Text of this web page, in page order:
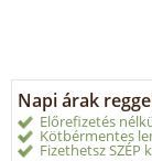
Napi árak
Előrefizetés
Kötbérmentes
Fizethetsz SZÉP